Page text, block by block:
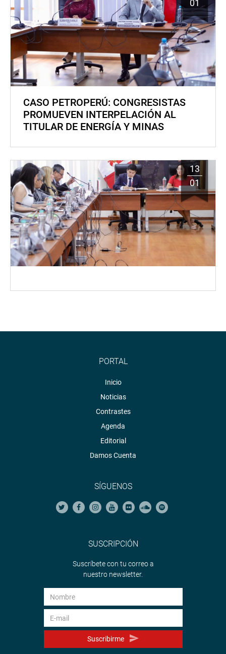
01
CASO PETROPERÚ: CONGRESISTAS
PROMUEVEN INTERPELACIÓN AL
TITULAR DE ENERGÍA Y MINAS
13
01
PORTAL
Inicio
Noticias
Contrastes
Agenda
Editorial
Damos Cuenta
SÍGUENOS
SUSCRIPCIÓN
Suscríbete con tu correo a
nuestro newsletter.
Suscribirme